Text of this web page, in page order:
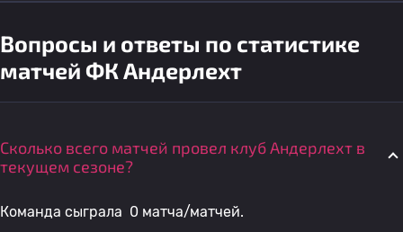
Вопросы и ответы по статистике
матчей ФК Андерлехт
Сколько всего матчей провел клуб Андерлехт в
текущем сезоне?
Команда сыграла 0 матча/матчей.